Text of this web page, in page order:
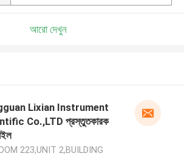
আরো দেখুন
Lixian Instrument
Co.,LTD প্রস্তুতকারক
223,UNIT 2,BUILDING